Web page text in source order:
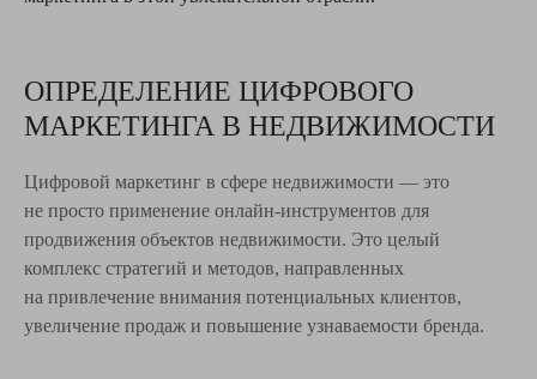
ОПРЕДЕЛЕНИЕ ЦИФРОВОГО
МАРКЕТИНГА В НЕДВИЖИМОСТИ
Цифровой маркетинг в сфере недвижимости — это
не просто применение онлайн-инструментов для
продвижения объектов недвижимости. Это целый
комплекс стратегий и методов, направленных
на привлечение внимания потенциальных клиентов,
увеличение продаж и повышение узнаваемости бренда.